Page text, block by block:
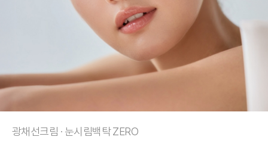
광채선크림 · 눈시림백탁 ZERO